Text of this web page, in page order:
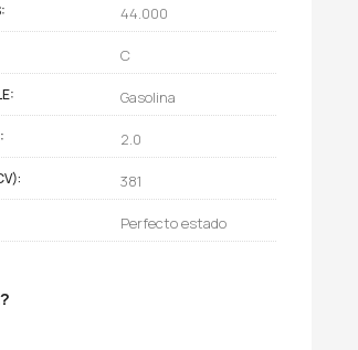
44.000
C
Gasolina
2.0
381
Perfecto estado